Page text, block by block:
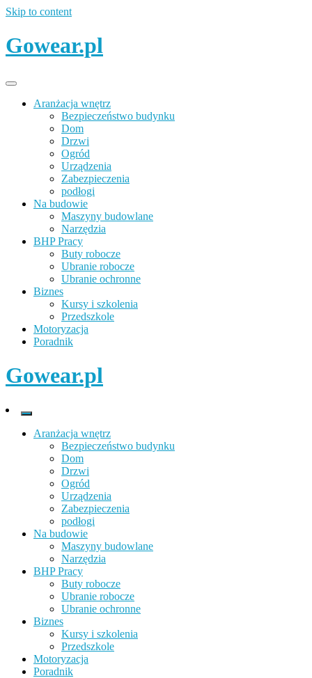
Skip to content
Gowear.pl
Aranżacja wnętrz
Bezpieczeństwo budynku
Dom
Drzwi
Ogród
Urządzenia
Zabezpieczenia
podłogi
Na budowie
Maszyny budowlane
Narzędzia
BHP Pracy
Buty robocze
Ubranie robocze
Ubranie ochronne
Biznes
Kursy i szkolenia
Przedszkole
Motoryzacja
Poradnik
Gowear.pl
Aranżacja wnętrz
Bezpieczeństwo budynku
Dom
Drzwi
Ogród
Urządzenia
Zabezpieczenia
podłogi
Na budowie
Maszyny budowlane
Narzędzia
BHP Pracy
Buty robocze
Ubranie robocze
Ubranie ochronne
Biznes
Kursy i szkolenia
Przedszkole
Motoryzacja
Poradnik